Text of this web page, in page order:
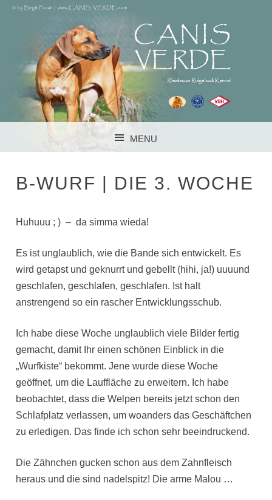
CANIS VERDE
RHODESIAN RIDGEBACK KENNEL IM VDH FCI DZRR
MENU
B-WURF | DIE 3. WOCHE
Huhuuu ; ) – da simma wieda!
Es ist unglaublich, wie die Bande sich entwickelt. Es
wird getapst und geknurrt und gebellt (hihi, ja!) uuuund
geschlafen, geschlafen, geschlafen. Ist halt
anstrengend so ein rascher Entwicklungsschub.
Ich habe diese Woche unglaublich viele Bilder fertig
gemacht, damit Ihr einen schönen Einblick in die
„Wurfkiste“ bekommt. Jene wurde diese Woche
geöffnet, um die Lauffläche zu erweitern. Ich habe
beobachtet, dass die Welpen bereits jetzt schon den
Schlafplatz verlassen, um woanders das Geschäftchen
zu erledigen. Das finde ich schon sehr beeindruckend.
Die Zähnchen gucken schon aus dem Zahnfleisch
heraus und die sind nadelspitz! Die arme Malou …